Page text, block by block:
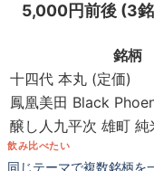
5,000円前後 (3
銘柄
十四代 本丸 (定価)
鳳凰美田 Black
醸し人九平次 雄町 純
飲み比べたい
同じテーマで複数銘柄を